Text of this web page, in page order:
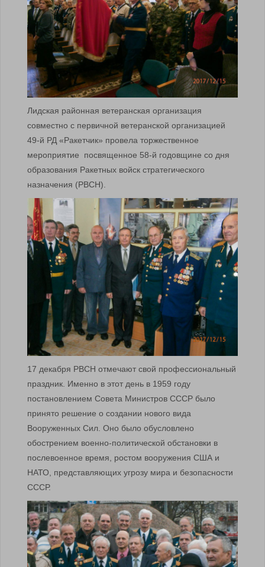
Лидская районная ветеранская организация
совместно с первичной ветеранской организацией
49-й РД «Ракетчик» провела торжественное
мероприятие посвященное 58-й годовщине со дня
образования Ракетных войск стратегического
назначения (РВСН).
17 декабря РВСН отмечают свой профессиональный
праздник. Именно в этот день в 1959 году
постановлением Совета Министров СССР было
принято решение о создании нового вида
Вооруженных Сил. Оно было обусловлено
обострением военно-политической обстановки в
послевоенное время, ростом вооружения США и
НАТО, представляющих угрозу мира и безопасности
СССР.